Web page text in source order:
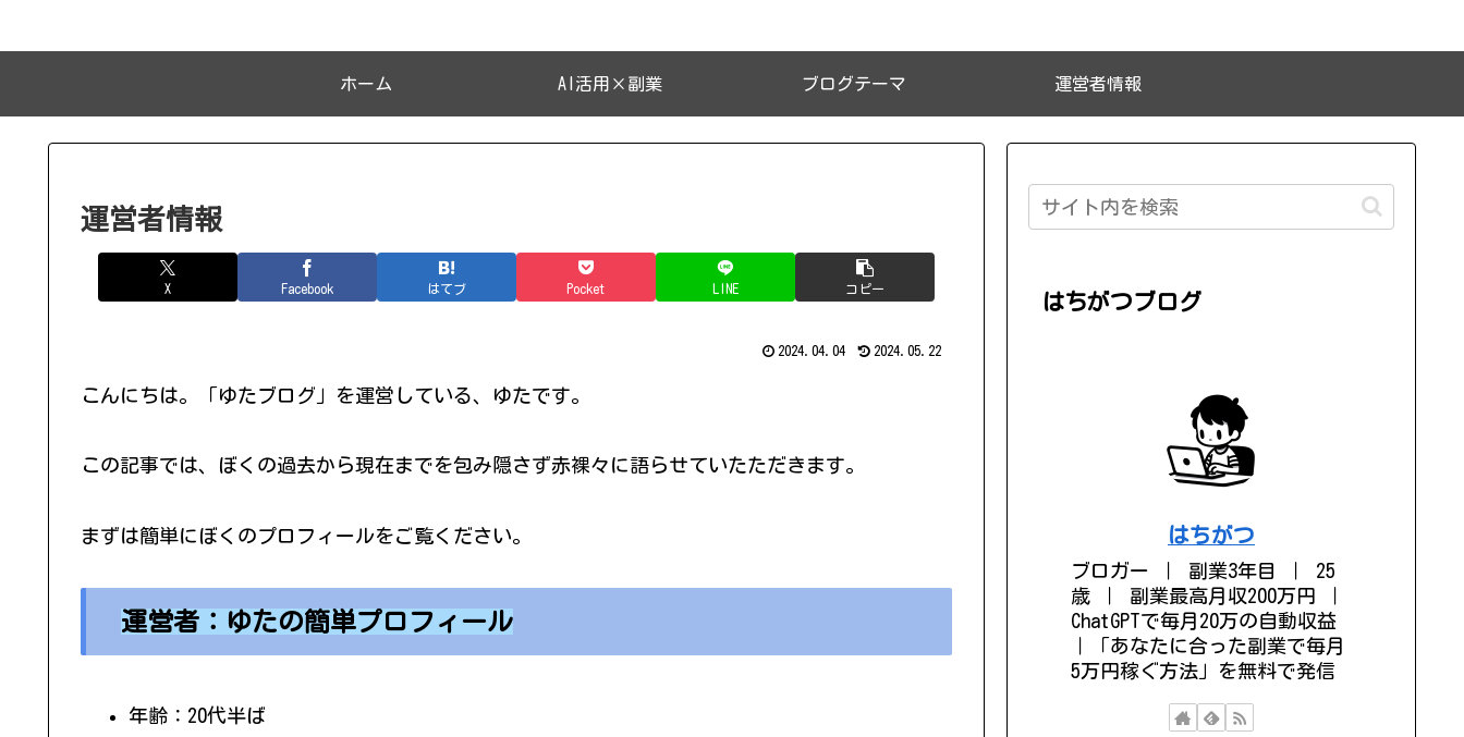
ホーム AI活用×副業 ブログテーマ 運営者情報
運営者情報
X Facebook はてブ Pocket LINE コピー
2024.04.04 2024.05.22
こんにちは。「ゆたブログ」を運営している、ゆたです。
この記事では、ぼくの過去から現在までを包み隠さず赤裸々に語らせていたただきます。
まずは簡単にぼくのプロフィールをご覧ください。
運営者：ゆたの簡単プロフィール
年齢：20代半ば
はちがつブログ
はちがつ
ブロガー ｜ 副業3年目 ｜ 25
歳 ｜ 副業最高月収200万円 ｜
ChatGPTで毎月20万の自動収益
｜「あなたに合った副業で毎月
5万円稼ぐ方法」を無料で発信